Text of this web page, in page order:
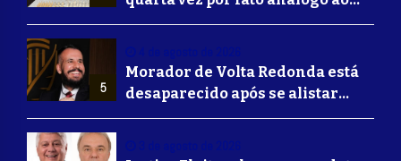
tráfico de drogas durante
Barra Mansa
5
Morador de Volta Redonda está
desaparecido após se alistar
para lutar na guerra da Ucrânia